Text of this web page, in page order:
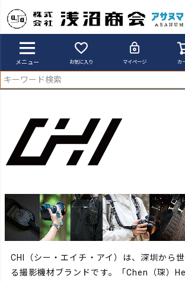
メニュー お気に入り マイページ カ
アサヌマネットショップ
CHI（シー・エイチ・アイ）は、深圳から
る撮影機材ブランドです。「Chen（琛）